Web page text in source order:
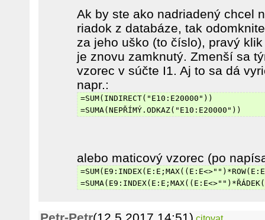
Ak by ste ako nadriadený chcel
riadok z databáze, tak
za jeho uško (to číslo), pravý
je znovu zamknutý. Zmenší sa
vzorec v súčte I1. Aj to sa dá
napr.:
=SUM(INDIRECT("E10:E20000"))
=SUMA(NEPŘÍMÝ.ODKAZ("E10:E20000"))
alebo maticový vzorec (po